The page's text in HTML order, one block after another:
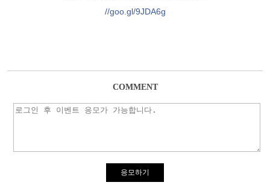
//goo.gl/9JDA6g
COMMENT
응모하기